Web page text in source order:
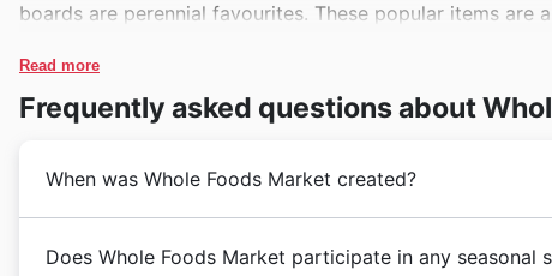
boards are perennial favourites. These popular items
Natural & Organic Groceries – Shoppers trust Whole
from grains and cereals to snacks and beverages. Their
ads.
and vegetarian products is a major draw. These sought-
Read more
Frequently asked questions about
When was Whole Foods Market created?
groceries. They established their presence by
Does Whole Foods Market participate in any seasonal